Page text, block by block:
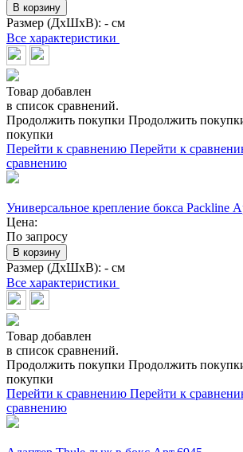
В корзину
Размер (ДхШхВ): - см
Все характеристики
Товар добавлен
в список сравнений.
Продолжить покупки Продолжить
покупки
Перейти к сравнению Перейти к
сравнению
Универсальное крепление бокса Packline
Цена:
По запросу
В корзину
Размер (ДхШхВ): - см
Все характеристики
Товар добавлен
в список сравнений.
Продолжить покупки Продолжить
покупки
Перейти к сравнению Перейти к
сравнению